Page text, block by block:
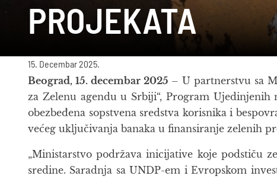
PROJEKATA
15. Decembar 2025.
Beograd, 15. decembar 2025 – U partnerstvu sa
za Zelenu agendu u Srbiji“, Program
obezbeđena sopstvena sredstva korisnika i
većeg uključivanja banaka u finansiranje zelenih
„Ministarstvo podržava inicijative koje podstiču
sredine. Saradnja sa UNDP-em i Evropskom